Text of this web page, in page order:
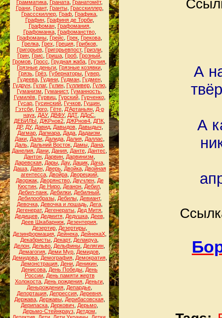
Грамматика Граната Гранатомёт,
Грани, Грант, Гранты, Грасскиллер,
Грассскиллер Граф Графика
Графин, Графиня де Торби,
Графоман, Графомания,
Графоманка, Графоманство,
Графоманы Грейс Грек Грекова
Грелка, Грех Греция, Грибков,
Григорьев, Григорьевпост, Гризли,
Грин Грис Гриша Гроб Грозный
Громов Гросс Грудная жаба Грузия
Грязные деньги Грязные козявки
Грязь Грёз Губернаторы Гувер
Гудеева, Гудини, Гудман, Гудмен,
Гудрун, Гулаг, Гулин, Гулливер, Гулю,
Гуманизм
Гуманист, Гуманность
Гумилёв, Гурвиц, Гурский, Гурченко,
Гусар Гусинский Гучков Гущин
Гэтсби, Гюго, Гёте, Д'Артаньян, Д-р
наук ДАУ, ДВФУ, ДДТ, ДДоС
ДЕБИЛЫ
ДЖРнов2 ДЖРнов4 ДПК
ДР, ДУ, Давид, Давыдов, Давыдыч
Дагмар Дагмара Дада Дадаизм
Даки, Дали, Далида, Далия, Даллас
Даль, Дальний Восток, Дамы, Дана,
Данелия Дани Дания Данте Дантес
Дантон Дарвин Дарвинизм
Даревская, Дары, Дау, Дацик, Дача,
Даша, Даян, Дверь, Двойка, Двойная
агентесса, Двойра, Дворецкий,
Дворжак, Дворянство, Двучлен, Де
Кюстин Де Ниро Деанон Дебил
Дебил-панк Дебилки Дебилный
Дебилообразы, Дебилы, Девиант,
Девочка, Девочка и лошадь, Дега,
Дегенерат, Дегенераты Дед Митя
Дедищев, Дедмитя, Дедушка, Деев,
Деев Шкабарнюк Дезентерия
Дезертир, Дезертиры,
Дезинформация, Дейнека, ДейнекаХ,
Декабристы Декарт, Делакруа
Делон Дельво Дельфины Делягин
Демагогия Деми Мур Демидов
Демидова, Демография, Демократия,
Демонстрация Дени Деникин
Денисова День Победы День
России, День памяти жертв
Холокоста День рождения Деньги
Деньрождения Депардье
Депортация, Депрессия, Деревня,
Держава, Державы, Дерибасовская,
Дерипаска Деркович Дерьмо
Дерьмо-Стейнкрауз, Детдом
А
А